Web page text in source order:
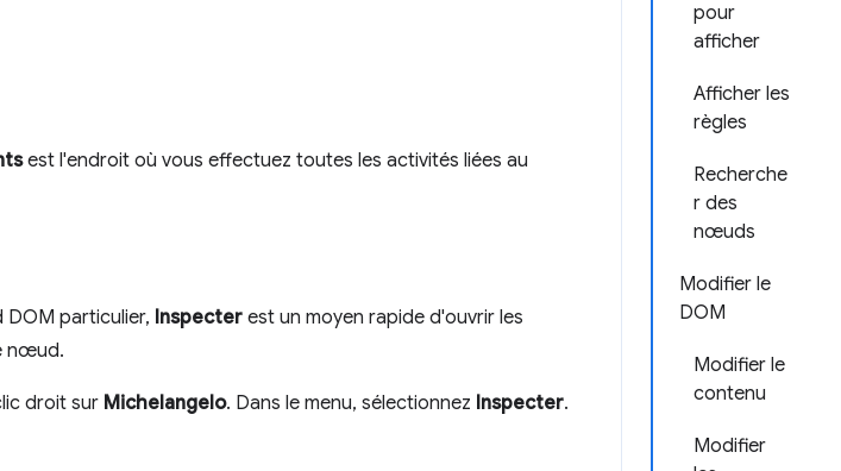
pour
afficher
Afficher les
règles
Recherche
r des
nœuds
Modifier le
DOM
Modifier le
contenu
Modifier
est l'endroit où vous effectuez toutes les activités liées au
particulier, Inspecter est un moyen rapide d'ouvrir les
nœud.
droit sur Michelangelo. Dans le menu, sélectionnez Inspecter.